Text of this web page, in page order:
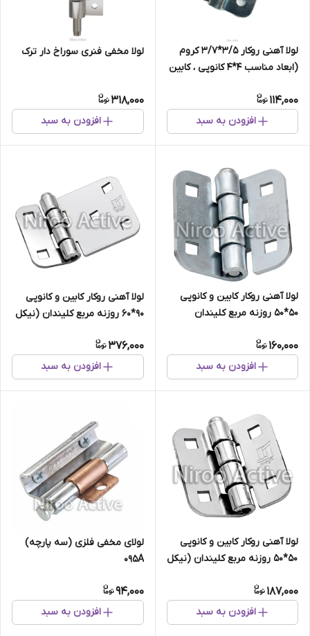
لولا آهنی روکار 3/5*3/7 کروم
(ابعاد مناسب 4*4 کانوپی ، کابین
114,000
افزودن به سبد
لولا مخفی فنری سوراخ دار ترک
318,000
افزودن به سبد
لولا آهنی روکار کابین و کانوپی
۵۰*۵۰ روزنه مربع کلیندان
160,000
افزودن به سبد
لولا آهنی روکار کابین و کانوپی
۹۰*۶۰ روزنه مربع کلیندان (نیکل
376,000
افزودن به سبد
لولا آهنی روکار کابین و کانوپی
۵۰*۵۰ روزنه مربع کلیندان (نیکل
187,000
افزودن به سبد
لولای مخفی فلزی (سه پارچه)
۰۹۵A
94,000
افزودن به سبد